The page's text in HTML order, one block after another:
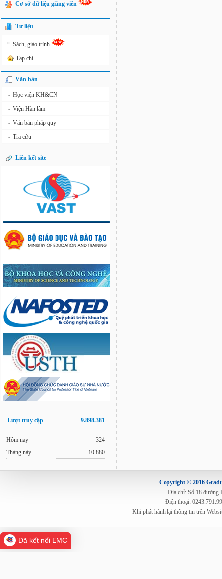
Cơ sở dữ liệu giảng viên
Tư liệu
» Sách, giáo trình
Tạp chí
Văn bản
» Học viện KH&CN
» Viện Hàn lâm
» Văn bản pháp quy
» Tra cứu
Liên kết site
Lượt truy cập 9.898.381
Hôm nay
Tháng này
324
10.880
Copyright © 2016
Địa chỉ: Số 18 đường
Điện thoại:
Khi phát hành lại thông tin trên
Đã kết nối EMC